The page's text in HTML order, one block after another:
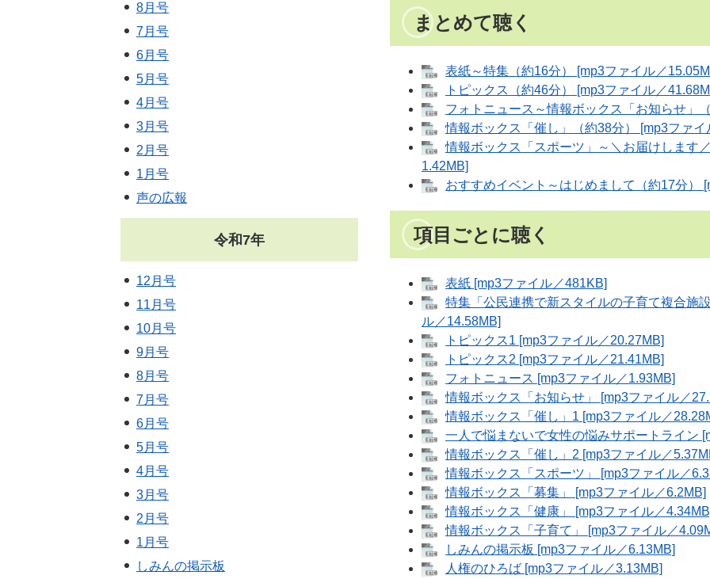
まとめて聴く
表紙～特集（約16分） [mp3ファイル／
トピックス（約46分） [mp3ファイル／
フォトニュース～情報ボックス「お知らせ」
情報ボックス「催し」（約38分） [mp3ファイ
情報ボックス「スポーツ」～＼お届けします
1.42MB]
おすすめイベント～はじめまして（約17分）
項目ごとに聴く
表紙 [mp3ファイル／481KB]
特集「公民連携で新スタイルの子育て複合施
ル／14.58MB]
トピックス1 [mp3ファイル／20.27MB]
トピックス2 [mp3ファイル／21.41MB]
フォトニュース [mp3ファイル／1.93MB]
情報ボックス「お知らせ」 [mp3ファイル／
情報ボックス「催し」1 [mp3ファイル／
一人で悩まないで女性の悩みサポートライン
情報ボックス「催し」2 [mp3ファイル／
情報ボックス「スポーツ」 [mp3ファイル／
情報ボックス「募集」 [mp3ファイル／6.2MB]
情報ボックス「健康」 [mp3ファイル／
情報ボックス「子育て」 [mp3ファイル／
しみんの掲示板 [mp3ファイル／6.13MB]
人権のひろば [mp3ファイル／3.13MB]
8月号
7月号
6月号
5月号
4月号
3月号
2月号
1月号
声の広報
令和7年
12月号
11月号
10月号
9月号
8月号
7月号
6月号
5月号
4月号
3月号
2月号
1月号
しみんの掲示板